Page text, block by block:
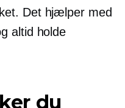
Det hjælper med
altid holde
du